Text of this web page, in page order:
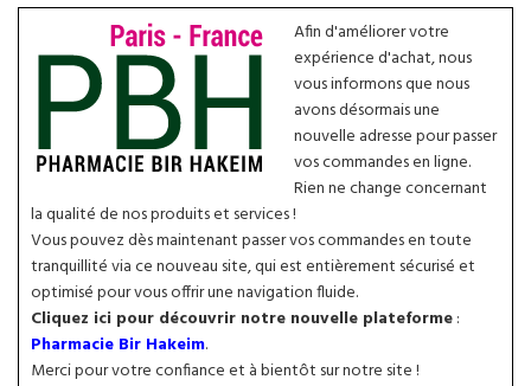
Afin d'améliorer votre
expérience d'achat, nous
vous informons que nous
avons désormais une
nouvelle adresse pour passer
vos commandes en ligne.
Rien ne change concernant
la qualité de nos produits et services !
Vous pouvez dès maintenant passer vos commandes en toute
tranquillité via ce nouveau site, qui est entièrement sécurisé et
optimisé pour vous offrir une navigation fluide.
Cliquez ici pour découvrir notre nouvelle plateforme:
Pharmacie Bir Hakeim.
Merci pour votre confiance et à bientôt sur notre site !